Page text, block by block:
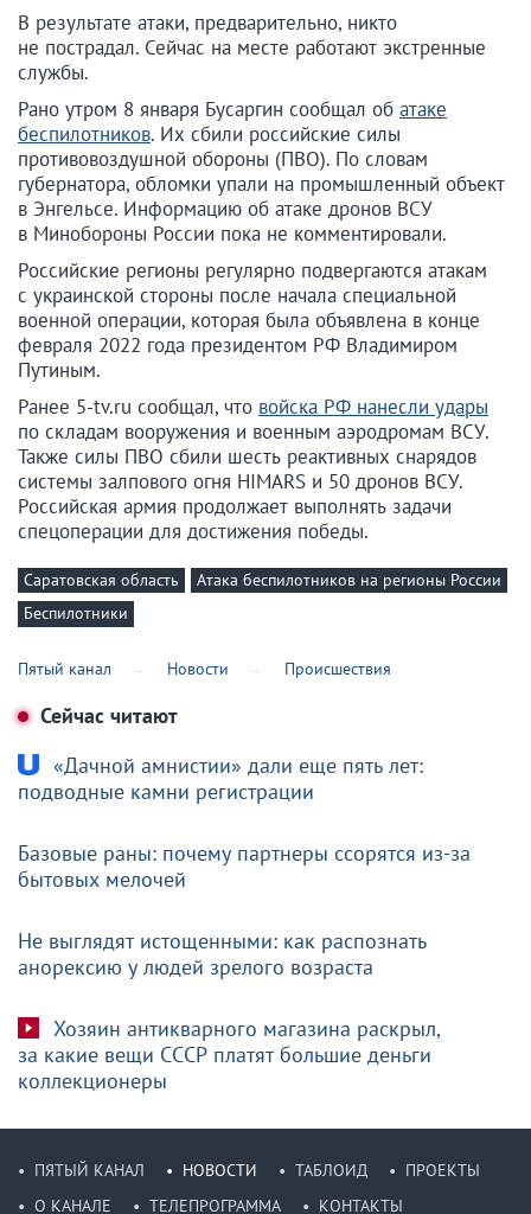
В результате атаки, предварительно, никто
не пострадал. Сейчас на месте работают экстренные
службы.
Рано утром 8 января Бусаргин сообщал об атаке
беспилотников. Их сбили российские силы
противовоздушной обороны (ПВО). По словам
губернатора, обломки упали на промышленный объект
в Энгельсе. Информацию об атаке дронов ВСУ
в Минобороны России пока не комментировали.
Российские регионы регулярно подвергаются атакам
с украинской стороны после начала специальной
военной операции, которая была объявлена в конце
февраля 2022 года президентом РФ Владимиром
Путиным.
Ранее 5-tv.ru сообщал, что войска РФ нанесли удары
по складам вооружения и военным аэродромам ВСУ.
Также силы ПВО сбили шесть реактивных снарядов
системы залпового огня HIMARS и 50 дронов ВСУ.
Российская армия продолжает выполнять задачи
спецоперации для достижения победы.
Саратовская область
Атака беспилотников на регионы России
Беспилотники
Пятый канал Новости Происшествия
Сейчас читают
«Дачной амнистии» дали еще пять лет:
подводные камни регистрации
Базовые раны: почему партнеры ссорятся из-за
бытовых мелочей
Не выглядят истощенными: как распознать
анорексию у людей зрелого возраста
Хозяин антикварного магазина раскрыл,
за какие вещи СССР платят большие деньги
коллекционеры
ПЯТЫЙ КАНАЛ НОВОСТИ ТАБЛОИД
ПРОЕКТЫ
О КАНАЛЕ
ТЕЛЕПРОГРАММА КОНТАКТЫ